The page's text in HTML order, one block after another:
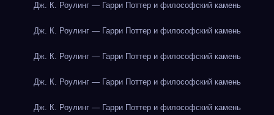
Дж. К. Роулинг — Гарри Поттер и философский камень
Дж. К. Роулинг — Гарри Поттер и философский камень
Дж. К. Роулинг — Гарри Поттер и философский камень
Дж. К. Роулинг — Гарри Поттер и философский камень
Дж. К. Роулинг — Гарри Поттер и философский камень